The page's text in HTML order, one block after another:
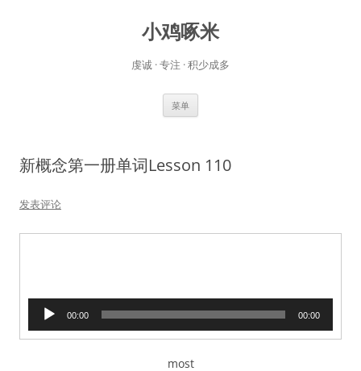
小鸡啄米
虔诚 · 专注 · 积少成多
菜单
新概念第一册单词Lesson 110
发表评论
播
00:00 00:00
most